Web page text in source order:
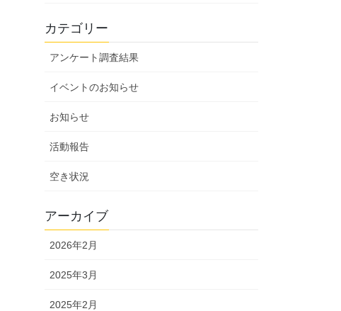
カテゴリー
アンケート調査結果
イベントのお知らせ
お知らせ
活動報告
空き状況
アーカイブ
2026年2月
2025年3月
2025年2月